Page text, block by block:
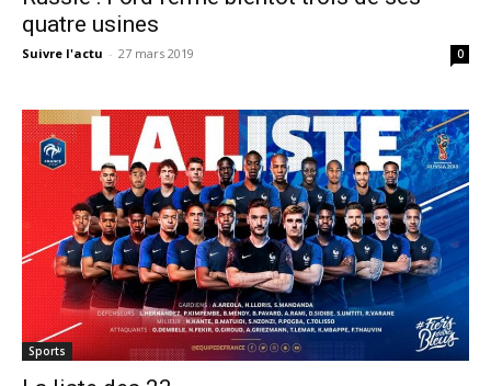
quatre usines
Suivre l'actu - 27 mars 2019 0
Sports